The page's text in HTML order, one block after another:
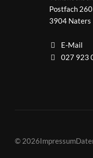
Postfach 260
3904 Naters
E-Mail
027 923
© 2026Impressum